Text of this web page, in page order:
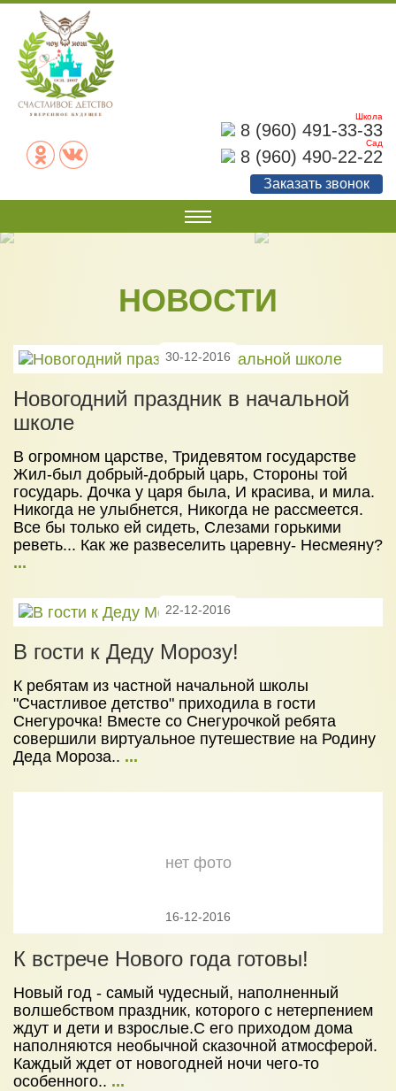
8 (960) 491-33-33
Школа
8 (960) 490-22-22
Сад
Заказать звонок
Наши достижения
Советы родителям
Фотогалерея
УСЛУГИ
Начальная школа
НОВОСТИ
ЦЕНЫ
НАБОР В ШКОЛУ 2026
НОВОСТИ
30-12-2016
Новогодний праздник в начальной
школе
В огромном царстве, Тридевятом государстве
Жил-был добрый-добрый царь, Стороны той
государь. Дочка у царя была, И красива, и мила.
Никогда не улыбнется, Никогда не рассмеется.
Все бы только ей сидеть, Слезами горькими
реветь... Как же развеселить царевну- Несмеяну?
...
22-12-2016
В гости к Деду Морозу!
К ребятам из частной начальной школы
"Счастливое детство" приходила в гости
Снегурочка! Вместе со Снегурочкой ребята
совершили виртуальное путешествие на Родину
Деда Мороза.. ...
16-12-2016
К встрече Нового года готовы!
Новый год - самый чудесный, наполненный
волшебством праздник, которого с нетерпением
ждут и дети и взрослые.С его приходом дома
наполняются необычной сказочной атмосферой.
Каждый ждет от новогодней ночи чего-то
особенного.. ...